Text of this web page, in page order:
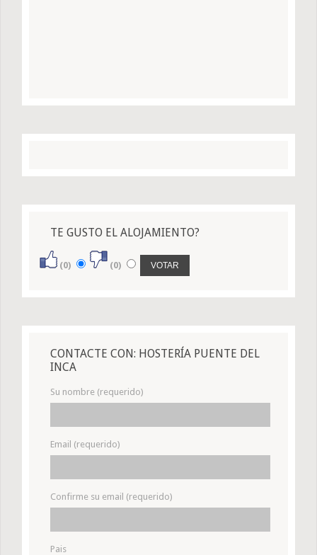
TE GUSTO EL ALOJAMIENTO?
(0) (0)
CONTACTE CON: HOSTERÍA PUENTE DEL
INCA
Su nombre (requerido)
Email (requerido)
Confirme su email (requerido)
Pais